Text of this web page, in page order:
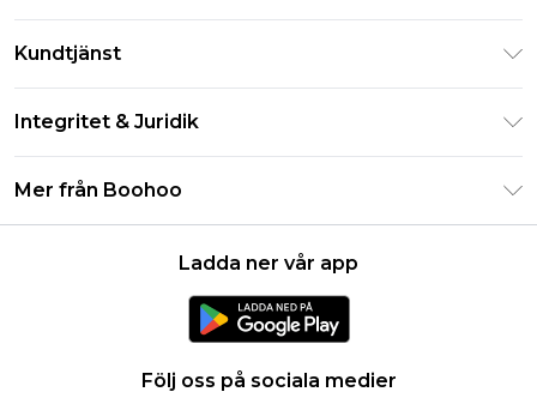
Studentrabatt - UNiDAYS
Boohoo-appen
Storleksguide
Kundtjänst
Leveransinformation
Returnerar information
Integritet & Juridik
Integritetspolicy
Mer från Boohoo
Ladda ner vår app
Följ oss på sociala medier